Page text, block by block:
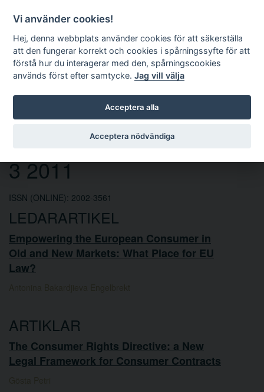
Sök
Europarättslig tidskrift nr
3 2011
ISSN (ONLINE): 2002-3561
LEDARARTIKEL
Empowering the European Consumer in
Old and New Markets: What Place for EU
Law?
ARTIKLAR
The Consumer Rights Directive: a New
Legal Framework for Consumer Contracts
Vi använder cookies!
Hej, denna webbplats använder cookies för att säkerställa
att den fungerar korrekt och cookies i spårningssyfte för att
förstå hur du interagerar med den, spårningscookies
används först efter samtycke.Jag vill välja
Acceptera alla
Acceptera nödvändiga